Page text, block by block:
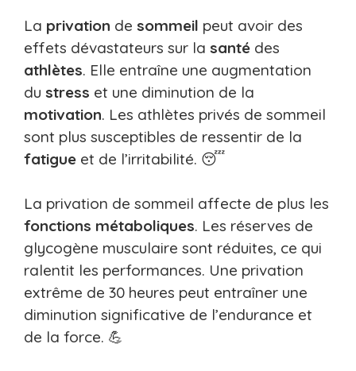
La privation de sommeil peut avoir des
effets dévastateurs sur la santé des
athlètes. Elle entraîne une augmentation
du stress et une diminution de la
motivation. Les athlètes privés de sommeil
sont plus susceptibles de ressentir de la
fatigue et de l’irritabilité. 😴
La privation de sommeil affecte de plus les
fonctions métaboliques. Les réserves de
glycogène musculaire sont réduites, ce qui
ralentit les performances. Une privation
extrême de 30 heures peut entraîner une
diminution significative de l’endurance et
de la force. 💪